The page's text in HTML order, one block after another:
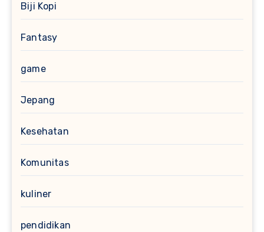
Biji Kopi
Fantasy
game
Jepang
Kesehatan
Komunitas
kuliner
pendidikan